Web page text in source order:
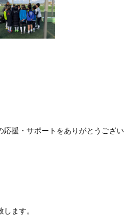
応援・サポートをありがとうござい
ます。